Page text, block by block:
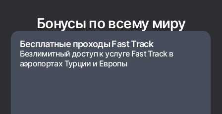
Бонусы по всему миру
Бесплатные проходы Fast Track
Безлимитный доступ к услуге Fast Track в
аэропортах Турции и Европы